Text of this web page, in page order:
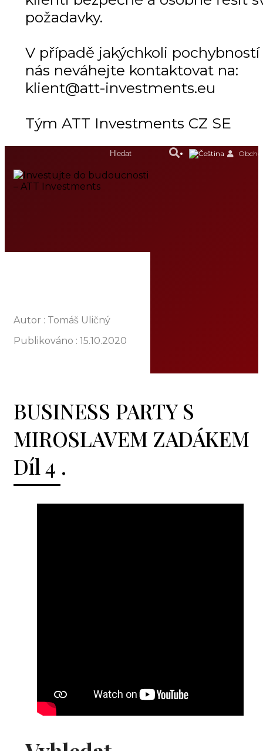
požadavky.
V případě jakýchkoli pochybností
nás neváhejte kontaktovat na:
klient@att-investments.eu
Tým ATT Investments CZ SE
Autor : Tomáš Uličný
Publikováno : 15.10.2020
BUSINESS PARTY S
MIROSLAVEM ZADÁKEM
Díl 4 .